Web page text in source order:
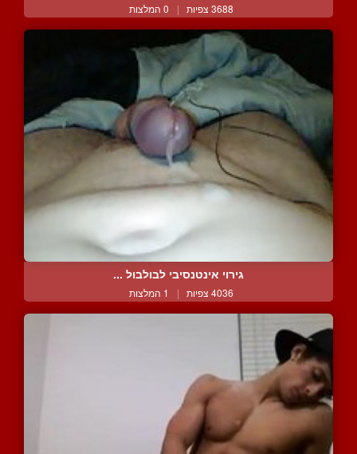
3688 צפיות | 0 המלצות
גירוי אינטנסיבי לבולבול ...
4036 צפיות | 1 המלצות